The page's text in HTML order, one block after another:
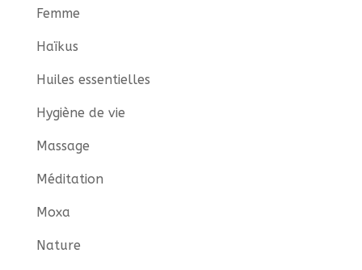
Femme
Haïkus
Huiles essentielles
Hygiène de vie
Massage
Méditation
Moxa
Nature